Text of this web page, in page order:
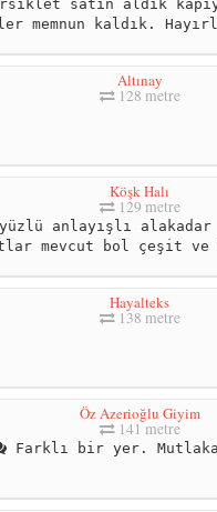
satın aldık
memnun kaldık.
Altınay
128 metre
Köşk Halı
129 metre
anlayışlı alakadar
mevcut bol çeşit
Hayalteks
138 metre
Öz Azerioğlu Giyim
141 metre
Farklı bir yer.